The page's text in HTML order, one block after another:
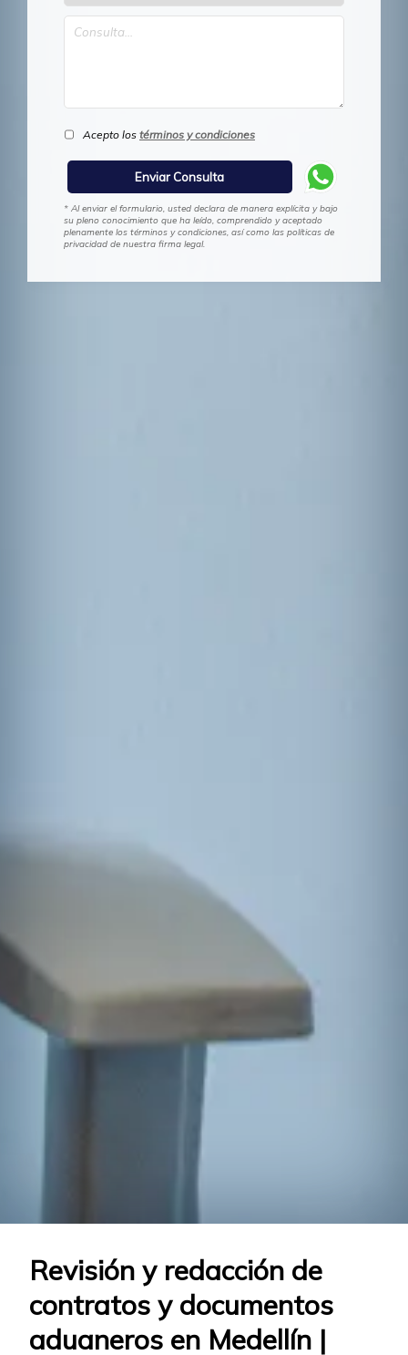
Acepto los términos y condiciones
* Al enviar el formulario, usted declara de manera explícita y bajo
su pleno conocimiento que ha leído, comprendido y aceptado
plenamente los términos y condiciones, así como las políticas de
privacidad de nuestra firma legal.
Revisión y redacción de
contratos y documentos
aduaneros en Medellín |